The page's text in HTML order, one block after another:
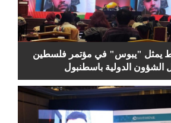
يمثل "يبوس" في مؤتمر فلسطين
الشؤون الدولية باسطنبول